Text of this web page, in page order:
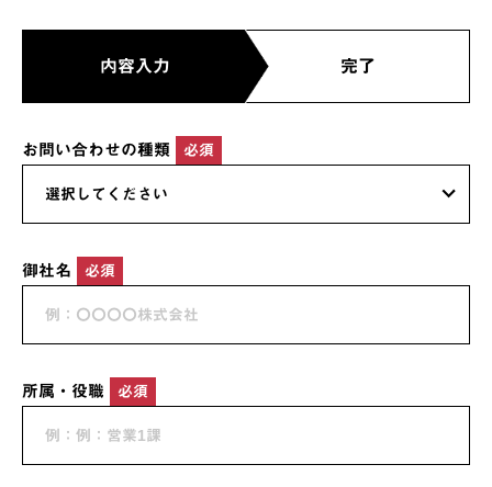
内容入力 完了
お問い合わせの種類 必須
御社名 必須
所属・役職 必須